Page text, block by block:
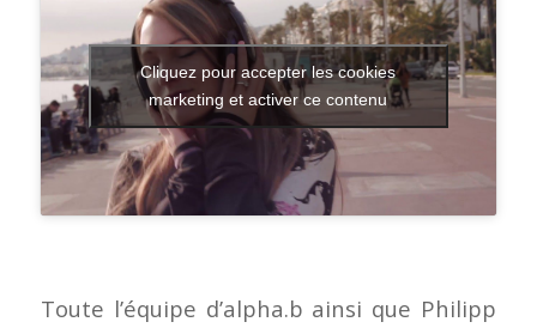
Cliquez pour accepter les cookies
marketing et activer ce contenu
Toute l’équipe d’alpha.b ainsi que Philipp